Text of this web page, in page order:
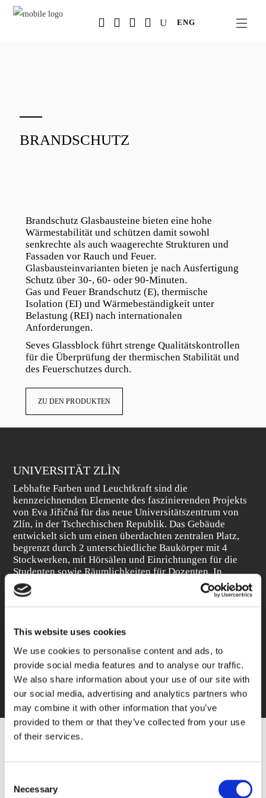
This website uses cookies
We use cookies to personalise content and ads, to
provide social media features and to analyse our traffic.
We also share information about your use of our site with
our social media, advertising and analytics partners who
may combine it with other information that you’ve
provided to them or that they’ve collected from your use
of their services.
Selection
Necessary
Salta
ENG
BRANDSCHUTZ
Brandschutz Glasbausteine bieten eine hohe
Wärmestabilität und schützen damit sowohl
senkrechte als auch waagerechte Strukturen und
Fassaden vor Rauch und Feuer.
Glasbausteinvarianten bieten je nach Ausfertigung
Schutz über 30-, 60- oder 90-Minuten.
Gas und Feuer Brandschutz (E), thermische
Isolation (EI) und Wärmebeständigkeit unter
Belastung (REI) nach internationalen
Anforderungen.
Seves Glassblock führt strenge Qualitätskontrollen
für die Überprüfung der thermischen Stabilität und
des Feuerschutzes durch.
ZU DEN PRODUKTEN
UNIVERSITÄT ZLÌN
Lebhafte Farben und Leuchtkraft sind die
kennzeichnenden Elemente des faszinierenden Projekts
von Eva Jiřičná für das neue Universitätszentrum von
Zlín, in der Tschechischen Republik. Das Gebäude
entwickelt sich um einen überdachten zentralen Platz,
begrenzt durch 2 unterschiedliche Baukörper mit 4
Stockwerken, mit Hörsälen und Einrichtungen für die
Studenten sowie Räumlichkeiten für Dozenten. In
diesem Projekt wurden die spezifische Schalldämmungs-
und die gesetzlich vorgeschriebene
Transparenz und Leichtigkeit erfüllt.